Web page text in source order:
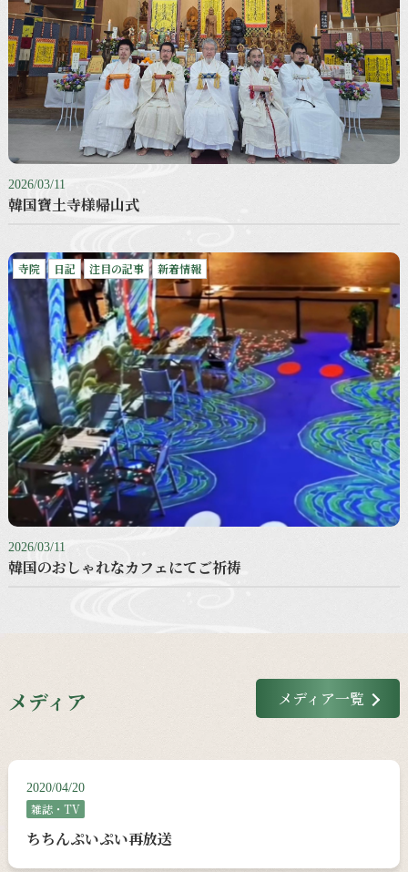
2026/03/11
韓国寶土寺様帰山式
寺院 日記 注目の記事 新着情報
2026/03/11
韓国のおしゃれなカフェにてご祈祷
メディア メディア一覧
2020/04/20
雑誌・TV
ちちんぷいぷい再放送